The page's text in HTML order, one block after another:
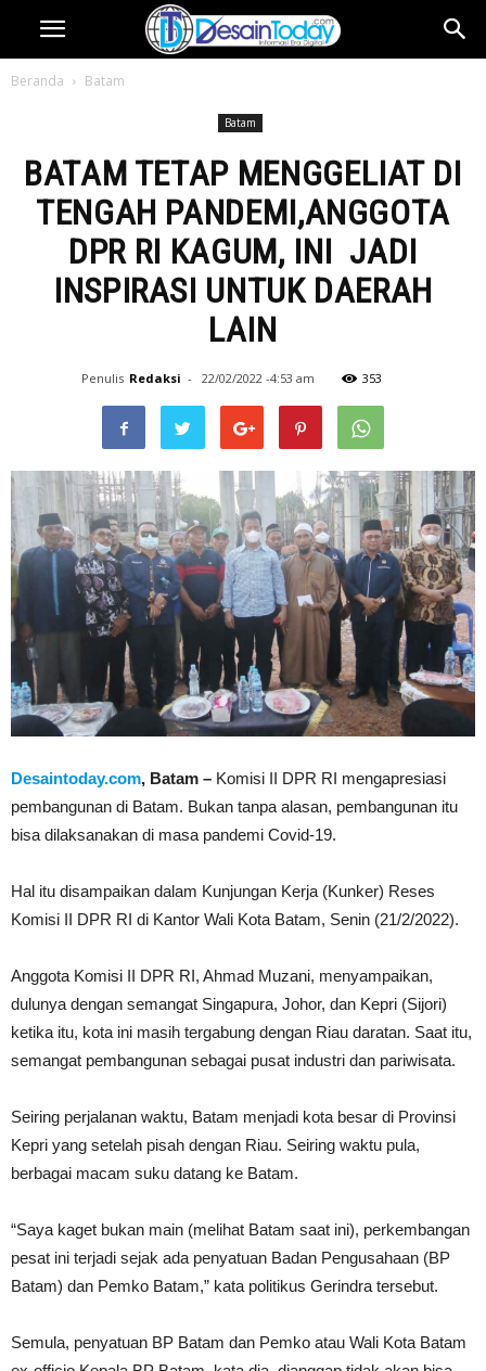
Beranda Batam
Batam
BATAM TETAP MENGGELIAT DI
TENGAH PANDEMI,ANGGOTA
DPR RI KAGUM, INI JADI
INSPIRASI UNTUK DAERAH
LAIN
Penulis Redaksi - 22/02/2022 -4:53 am 353
Desaintoday.com, Batam – Komisi II DPR RI mengapresiasi
pembangunan di Batam. Bukan tanpa alasan, pembangunan itu
bisa dilaksanakan di masa pandemi Covid-19.
Hal itu disampaikan dalam Kunjungan Kerja (Kunker) Reses
Komisi II DPR RI di Kantor Wali Kota Batam, Senin (21/2/2022).
Anggota Komisi II DPR RI, Ahmad Muzani, menyampaikan,
dulunya dengan semangat Singapura, Johor, dan Kepri (Sijori)
ketika itu, kota ini masih tergabung dengan Riau daratan. Saat itu,
semangat pembangunan sebagai pusat industri dan pariwisata.
Seiring perjalanan waktu, Batam menjadi kota besar di Provinsi
Kepri yang setelah pisah dengan Riau. Seiring waktu pula,
berbagai macam suku datang ke Batam.
“Saya kaget bukan main (melihat Batam saat ini), perkembangan
pesat ini terjadi sejak ada penyatuan Badan Pengusahaan (BP
Batam) dan Pemko Batam,” kata politikus Gerindra tersebut.
Semula, penyatuan BP Batam dan Pemko atau Wali Kota Batam